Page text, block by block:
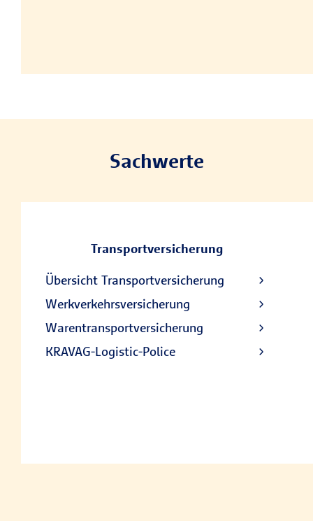
Sachwerte
Transportversicherung
Übersicht Transportversicherung
Werkverkehrsversicherung
Warentransportversicherung
KRAVAG-Logistic-Police